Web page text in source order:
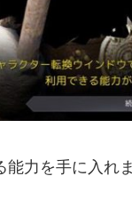
能力を手に入れ